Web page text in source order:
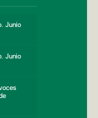
Junio
Junio